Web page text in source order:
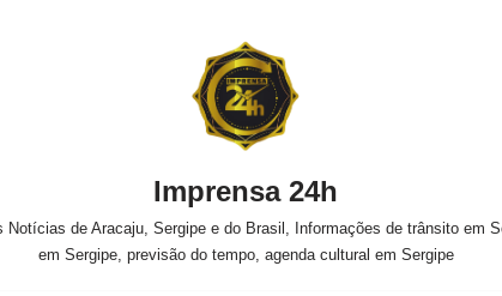
Imprensa 24h
Notícias de Aracaju, Sergipe e do Brasil, Informações de trânsito em
em Sergipe, previsão do tempo, agenda cultural em Sergipe